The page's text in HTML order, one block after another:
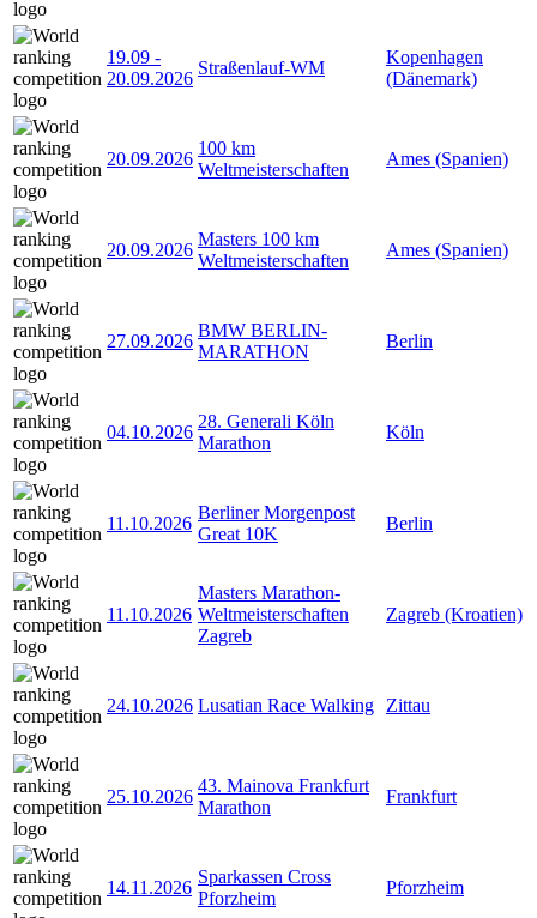
19.09 -
20.09.2026
Straßenlauf-WM
Kopenhagen
(Dänemark)
20.09.2026
100 km
Weltmeisterschaften
Ames (Spanien)
20.09.2026
Masters 100 km
Weltmeisterschaften
Ames (Spanien)
27.09.2026
BMW BERLIN-
MARATHON
Berlin
04.10.2026
28. Generali Köln
Marathon
Köln
11.10.2026
Berliner Morgenpost
Great 10K
Berlin
11.10.2026
Masters Marathon-
Weltmeisterschaften
Zagreb
Zagreb (Kroatien)
24.10.2026 Lusatian Race Walking Zittau
25.10.2026
43. Mainova Frankfurt
Marathon
Frankfurt
14.11.2026
Sparkassen Cross
Pforzheim
Pforzheim